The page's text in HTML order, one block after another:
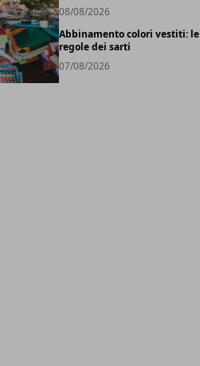
08/08/2026
Abbinamento colori vestiti: le
regole dei sarti
07/08/2026